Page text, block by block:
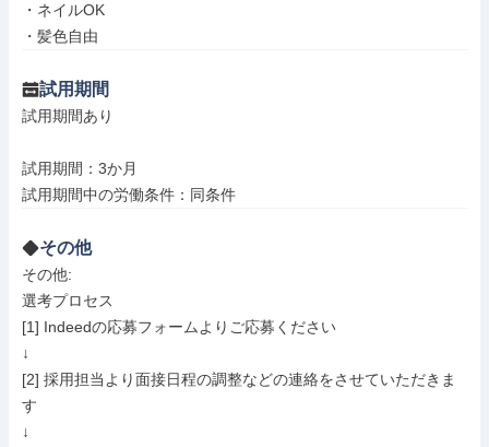
・ネイルOK
・髪色自由
試用期間
試用期間あり
試用期間：3か月
試用期間中の労働条件：同条件
その他
その他:
選考プロセス
[1] Indeedの応募フォームよりご応募ください
↓
[2] 採用担当より面接日程の調整などの連絡をさせていただきま
す
↓